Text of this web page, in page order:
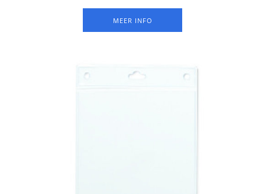
binnen 54 x 85 mm, per 50 pieces.
MEER INFO